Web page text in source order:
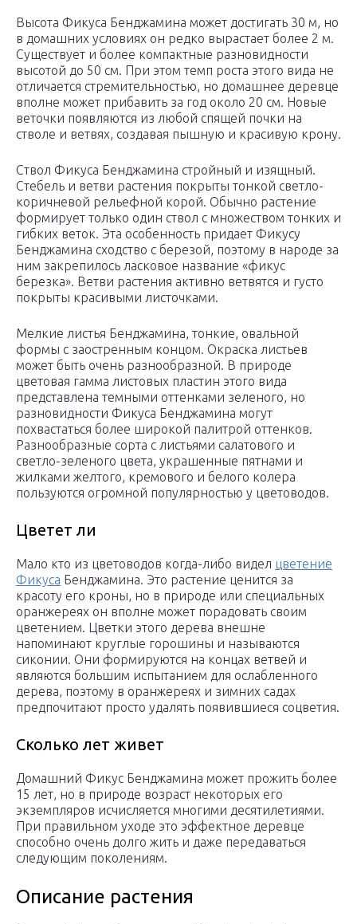
Высота Фикуса Бенджамина может достигать 30 м, но
в домашних условиях он редко вырастает более 2 м.
Существует и более компактные разновидности
высотой до 50 см. При этом темп роста этого вида не
отличается стремительностью, но домашнее деревце
вполне может прибавить за год около 20 см. Новые
веточки появляются из любой спящей почки на
стволе и ветвях, создавая пышную и красивую крону.
Ствол Фикуса Бенджамина стройный и изящный.
Стебель и ветви растения покрыты тонкой светло-
коричневой рельефной корой. Обычно растение
формирует только один ствол с множеством тонких и
гибких веток. Эта особенность придает Фикусу
Бенджамина сходство с березой, поэтому в народе за
ним закрепилось ласковое название «фикус
березка». Ветви растения активно ветвятся и густо
покрыты красивыми листочками.
Мелкие листья Бенджамина, тонкие, овальной
формы с заостренным концом. Окраска листьев
может быть очень разнообразной. В природе
цветовая гамма листовых пластин этого вида
представлена темными оттенками зеленого, но
разновидности Фикуса Бенджамина могут
похвастаться более широкой палитрой оттенков.
Разнообразные сорта с листьями салатового и
светло-зеленого цвета, украшенные пятнами и
жилками желтого, кремового и белого колера
пользуются огромной популярностью у цветоводов.
Цветет ли
Мало кто из цветоводов когда-либо видел цветение
Фикуса Бенджамина. Это растение ценится за
красоту его кроны, но в природе или специальных
оранжереях он вполне может порадовать своим
цветением. Цветки этого дерева внешне
напоминают круглые горошины и называются
сиконии. Они формируются на концах ветвей и
являются большим испытанием для ослабленного
дерева, поэтому в оранжереях и зимних садах
предпочитают просто удалять появившиеся соцветия.
Сколько лет живет
Домашний Фикус Бенджамина может прожить более
15 лет, но в природе возраст некоторых его
экземпляров исчисляется многими десятилетиями.
При правильном уходе это эффектное деревце
способно очень долго жить и даже передаваться
следующим поколениям.
Описание растения